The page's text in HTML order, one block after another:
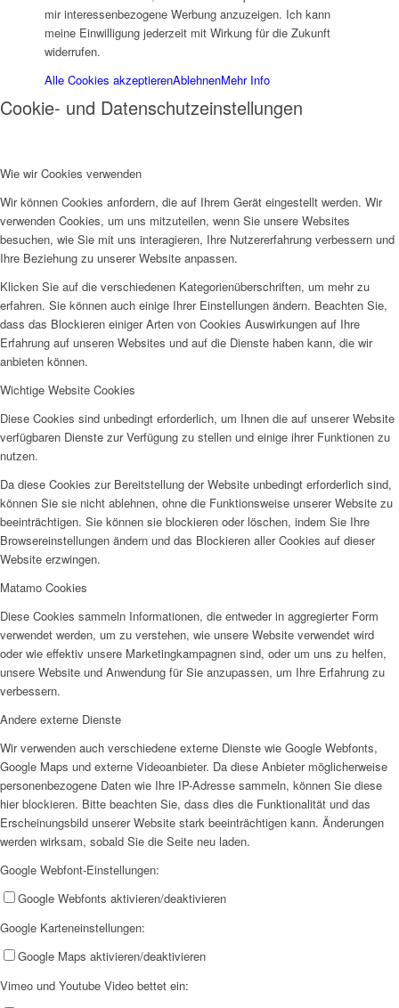
mir interessenbezogene Werbung anzuzeigen. Ich kann
meine Einwilligung jederzeit mit Wirkung für die Zukunft
widerrufen.
Alle Cookies akzeptierenAblehnenMehr Info
Cookie- und Datenschutzeinstellungen
Wie wir Cookies verwenden
Wir können Cookies anfordern, die auf Ihrem Gerät eingestellt werden. Wir
verwenden Cookies, um uns mitzuteilen, wenn Sie unsere Websites
besuchen, wie Sie mit uns interagieren, Ihre Nutzererfahrung verbessern und
Ihre Beziehung zu unserer Website anpassen.
Klicken Sie auf die verschiedenen Kategorienüberschriften, um mehr zu
erfahren. Sie können auch einige Ihrer Einstellungen ändern. Beachten Sie,
dass das Blockieren einiger Arten von Cookies Auswirkungen auf Ihre
Erfahrung auf unseren Websites und auf die Dienste haben kann, die wir
anbieten können.
Wichtige Website Cookies
Diese Cookies sind unbedingt erforderlich, um Ihnen die auf unserer Website
verfügbaren Dienste zur Verfügung zu stellen und einige ihrer Funktionen zu
nutzen.
Da diese Cookies zur Bereitstellung der Website unbedingt erforderlich sind,
können Sie sie nicht ablehnen, ohne die Funktionsweise unserer Website zu
beeinträchtigen. Sie können sie blockieren oder löschen, indem Sie Ihre
Browsereinstellungen ändern und das Blockieren aller Cookies auf dieser
Website erzwingen.
Matamo Cookies
Diese Cookies sammeln Informationen, die entweder in aggregierter Form
verwendet werden, um zu verstehen, wie unsere Website verwendet wird
oder wie effektiv unsere Marketingkampagnen sind, oder um uns zu helfen,
unsere Website und Anwendung für Sie anzupassen, um Ihre Erfahrung zu
verbessern.
Andere externe Dienste
Wir verwenden auch verschiedene externe Dienste wie Google Webfonts,
Google Maps und externe Videoanbieter. Da diese Anbieter möglicherweise
personenbezogene Daten wie Ihre IP-Adresse sammeln, können Sie diese
hier blockieren. Bitte beachten Sie, dass dies die Funktionalität und das
Erscheinungsbild unserer Website stark beeinträchtigen kann. Änderungen
werden wirksam, sobald Sie die Seite neu laden.
Google Webfont-Einstellungen:
Google Webfonts aktivieren/deaktivieren
Google Karteneinstellungen:
Google Maps aktivieren/deaktivieren
Vimeo und Youtube Video bettet ein: